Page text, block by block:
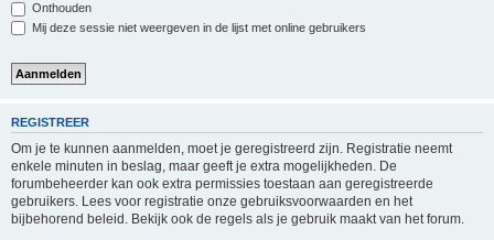
Onthouden
Mij deze sessie niet weergeven in de lijst met online gebruikers
REGISTREER
Om je te kunnen aanmelden, moet je geregistreerd zijn. Registratie neemt
enkele minuten in beslag, maar geeft je extra mogelijkheden. De
forumbeheerder kan ook extra permissies toestaan aan geregistreerde
gebruikers. Lees voor registratie onze gebruiksvoorwaarden en het
bijbehorend beleid. Bekijk ook de regels als je gebruik maakt van het forum.